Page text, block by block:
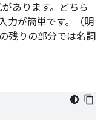
あります。どちら
力が簡単です。（明
残りの部分では名詞